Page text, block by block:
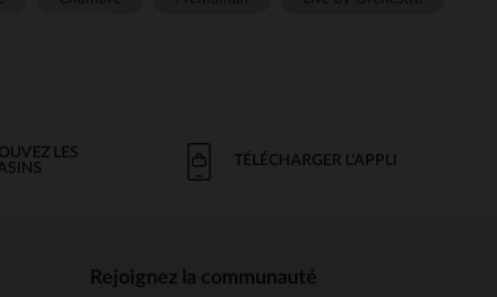
LES
TÉLÉCHARGER L'APPLI
Rejoignez la communauté